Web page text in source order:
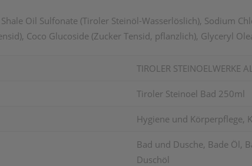
Oil Sulfonate (Tiroler Steinöl-Wasserlöslich), Sodium
Coco Glucoside (Zucker Tensid, pflanzlich), Glyceryl
TIROLER STEINOELWERKE
Tiroler Steinoel Bad 250ml
Hygiene und Körperpflege,
Bad und Dusche, Bade Öl,
Duschöl